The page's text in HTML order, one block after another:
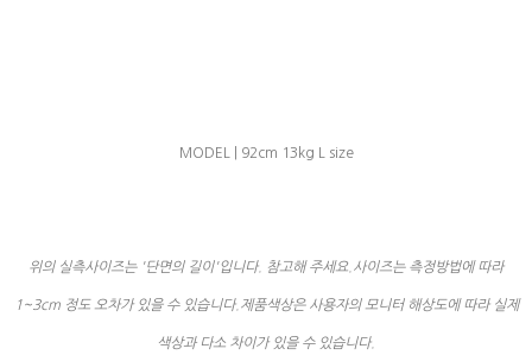
MODEL | 92cm 13kg L size
위의 실측사이즈는 '단면의 길이'입니다. 참고해 주세요.사이즈는 측정방법에 따라
1~3cm 정도 오차가 있을 수 있습니다.제품색상은 사용자의 모니터 해상도에 따라 실제
색상과 다소 차이가 있을 수 있습니다.